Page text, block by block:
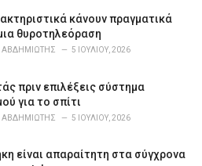
κάνουν πραγματικά
θυροτηλεόραση
ΑΒΔΗΜΙΏΤΗΣ 5 ΙΟΥΛΊΟΥ, 2026
πριν επιλέξεις σύστημα
για το σπίτι
ΑΒΔΗΜΙΏΤΗΣ 5 ΙΟΥΛΊΟΥ, 2026
είναι απαραίτητη στα σύγχρονα